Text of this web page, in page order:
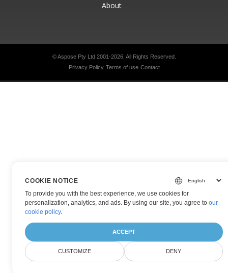
About
© Aspose Pty Ltd 2001-2026. All Rights Reserved.
Privacy Policy Terms of use Contact
COOKIE NOTICE
To provide you with the best experience, we use cookies for
personalization, analytics, and ads. By using our site, you agree toour
cookie policy.
ACCEPT
CUSTOMIZE DENY